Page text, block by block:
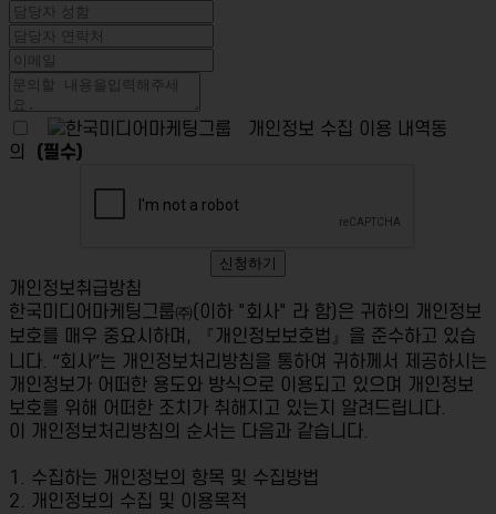
개인정보 수집 이용 내역동
의 (필수)
신청하기
개인정보취급방침
한국미디어마케팅그룹㈜(이하 "회사" 라 함)은 귀하의 개인정보
보호를 매우 중요시하며, 『개인정보보호법』을 준수하고 있습
니다. “회사”는 개인정보처리방침을 통하여 귀하께서 제공하시는
개인정보가 어떠한 용도와 방식으로 이용되고 있으며 개인정보
보호를 위해 어떠한 조치가 취해지고 있는지 알려드립니다.
이 개인정보처리방침의 순서는 다음과 같습니다.
1. 수집하는 개인정보의 항목 및 수집방법
2. 개인정보의 수집 및 이용목적